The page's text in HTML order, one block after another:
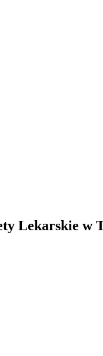
Lekarskie w